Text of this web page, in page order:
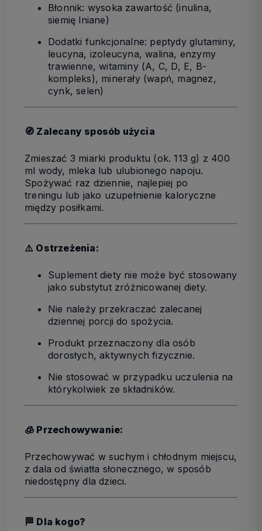
Błonnik: wysoka zawartość (inulina,
siemię lniane)
Dodatki funkcjonalne: peptydy glutaminy,
leucyna, izoleucyna, walina, enzymy
trawienne, witaminy (A, C, D, E, B-
kompleks), minerały (wapń, magnez,
cynk, selen)
🧭 Zalecany sposób użycia
Zmieszać 3 miarki produktu (ok. 113 g) z 400
ml wody, mleka lub ulubionego napoju.
Spożywać raz dziennie, najlepiej po
treningu lub jako uzupełnienie kaloryczne
między posiłkami.
⚠️ Ostrzeżenia:
Suplement diety nie może być stosowany
jako substytut zróżnicowanej diety.
Nie należy przekraczać zalecanej
dziennej porcji do spożycia.
Produkt przeznaczony dla osób
dorosłych, aktywnych fizycznie.
Nie stosować w przypadku uczulenia na
którykolwiek ze składników.
🧊 Przechowywanie:
Przechowywać w suchym i chłodnym miejscu,
z dala od światła słonecznego, w sposób
niedostępny dla dzieci.
🏁 Dla kogo?